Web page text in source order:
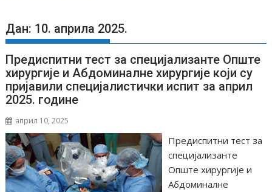
Дан: 10. априла 2025.
Предиспитни тест за специјализанте Опште
хирургије и Абдоминалне хирургије који су
пријавили специјалистички испит за април
2025. године
април 10, 2025
Предиспитни тест за
специјализанте
Опште хирургије и
Абдоминалне